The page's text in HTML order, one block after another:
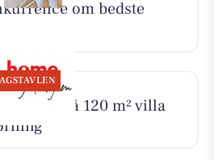
om bedste
byder på 120 m² villa